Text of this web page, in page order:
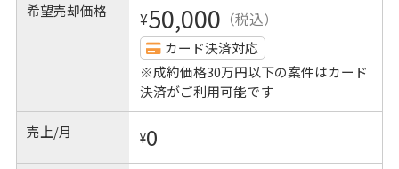
希望売却価格 ¥50,000 （税込）
カード決済対応
※成約価格30万円以下の案件はカード
決済がご利用可能です
売上/月 ¥0